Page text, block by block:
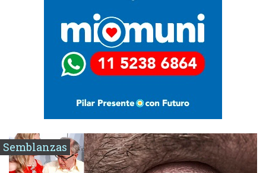
Semblanzas